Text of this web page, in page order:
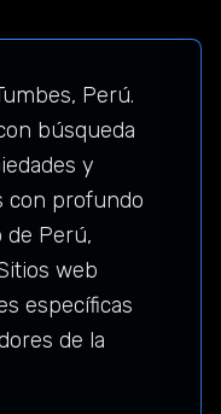
Perú.
búsqueda
y
con profundo
de Perú,
web
específicas
de la